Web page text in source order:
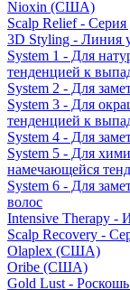
Nioxin (США)
Scalp Relief -
3D Styling - Линия
System 1 - Для
тенденцией к
System 2 - Для
System 3 - Для
тенденцией к
System 4 - Для
System 5 - Для
намечающейся
System 6 - Для
волос
Intensive Therapy -
Scalp Recovery -
Olaplex (США)
Oribe (США)
Gold Lust - Роскошь